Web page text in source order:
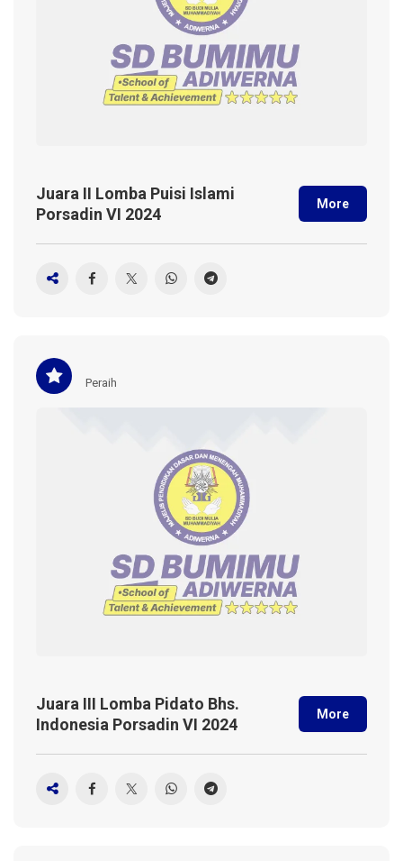
Juara II Lomba Puisi Islami
Porsadin VI 2024
More
Peraih
Juara III Lomba Pidato Bhs.
Indonesia Porsadin VI 2024
More